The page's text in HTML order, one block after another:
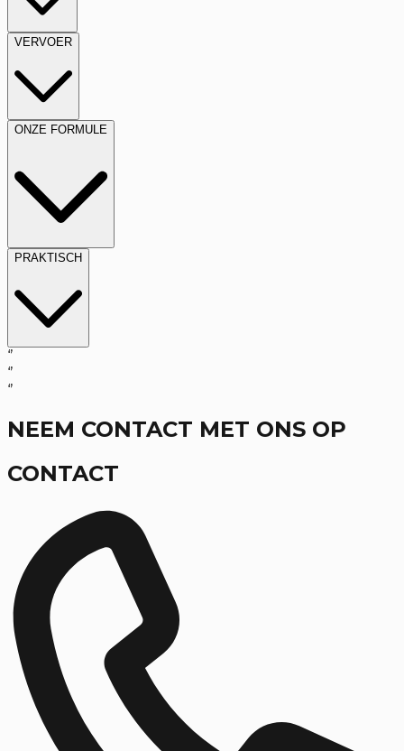
VERVOER
ONZE FORMULE
PRAKTISCH
‘’
‘’
‘’
NEEM CONTACT MET ONS OP
CONTACT